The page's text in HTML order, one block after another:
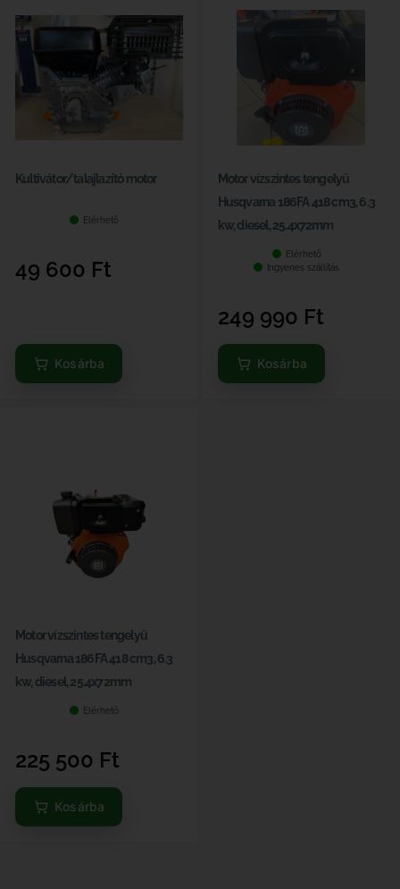
Kultivátor/talajlazító motor
Elérhető
49 600 Ft
Kosárba
Motor vízszintes tengelyű
Husqvarna 186FA 418 cm3, 6.3
kw, diesel, 25.4x72mm
Elérhető
Ingyenes szállítás
249 990 Ft
Kosárba
Motor vízszintes tengelyű
Husqvarna 186FA 418 cm3, 6.3
kw, diesel, 25.4x72mm
Elérhető
225 500 Ft
Kosárba